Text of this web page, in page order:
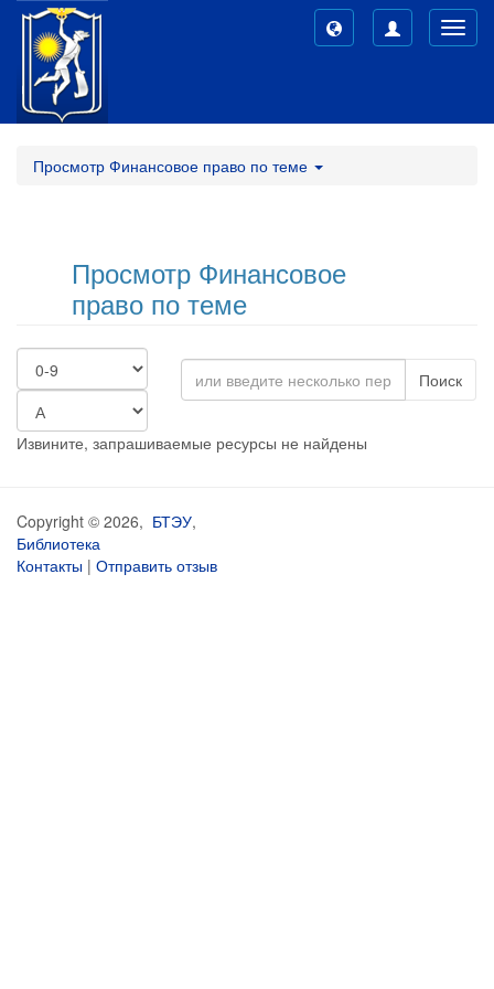
Просмотр Финансовое право по теме
Просмотр Финансовое
право по теме
Поиск
Извините, запрашиваемые ресурсы не найдены
Copyright © 2026, БТЭУ,
Библиотека
Контакты | Отправить отзыв